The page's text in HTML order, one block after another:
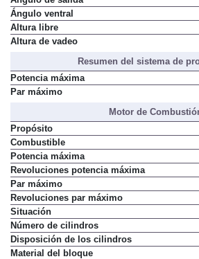
Ángulo ventral
Altura libre
Altura de vadeo
Resumen del sistema de
Potencia máxima
Par máximo
Motor de
Propósito
Combustible
Potencia máxima
Revoluciones potencia máxima
Par máximo
Revoluciones par máximo
Situación
Número de cilindros
Disposición de los cilindros
Material del bloque